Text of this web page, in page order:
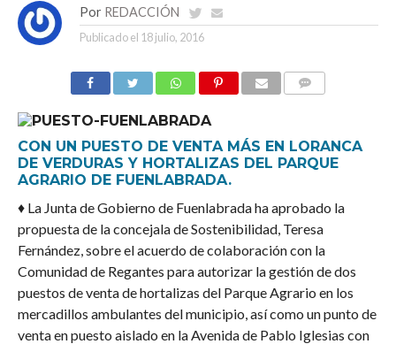
Por REDACCIÓN
Publicado el 18 julio, 2016
CON UN PUESTO DE VENTA MÁS EN LORANCA
DE VERDURAS Y HORTALIZAS DEL PARQUE
AGRARIO DE FUENLABRADA.
♦ La Junta de Gobierno de Fuenlabrada ha aprobado la
propuesta de la concejala de Sostenibilidad, Teresa
Fernández, sobre el acuerdo de colaboración con la
Comunidad de Regantes para autorizar la gestión de dos
puestos de venta de hortalizas del Parque Agrario en los
mercadillos ambulantes del municipio, así como un punto de
venta en puesto aislado en la Avenida de Pablo Iglesias con